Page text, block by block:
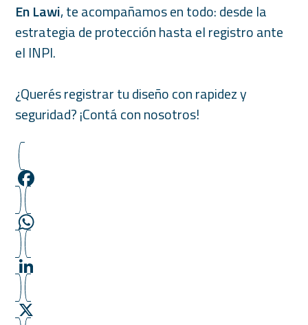
En Lawi, te acompañamos en todo: desde la
estrategia de protección hasta el registro ante
el INPI.
¿Querés registrar tu diseño con rapidez y
seguridad? ¡Contá con nosotros!
F
a
e
b
o
W
h
a
t
L